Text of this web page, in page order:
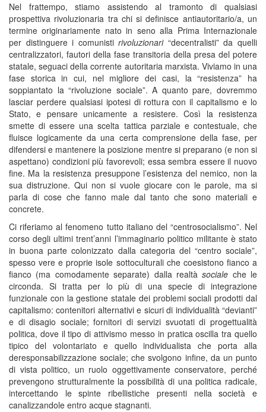
Nel frattempo, stiamo assistendo al tramonto di qualsiasi
prospettiva rivoluzionaria tra chi si definisce antiautoritario/a, un
termine originariamente nato in seno alla Prima Internazionale
per distinguere i comunistirivoluzionari“decentralisti” da quelli
centralizzatori, fautori della fase transitoria della presa del potere
statale, seguaci della corrente autoritaria marxista. Viviamo in una
fase storica in cui, nel migliore dei casi, la “resistenza” ha
soppiantato la “rivoluzione sociale”. A quanto pare, dovremmo
lasciar perdere qualsiasi ipotesi di rottura con il capitalismo e lo
Stato, e pensare unicamente a resistere. Così la resistenza
smette di essere una scelta tattica parziale e contestuale, che
fluisce logicamente da una certa comprensione della fase, per
difendersi e mantenere la posizione mentre si preparano (e non si
aspettano) condizioni più favorevoli; essa sembra essere il nuovo
fine. Ma la resistenza presuppone l’esistenza del nemico, non la
sua distruzione. Qui non si vuole giocare con le parole, ma si
parla di cose che fanno male dal tanto che sono materiali e
concrete.
Ci riferiamo al fenomeno tutto italiano del “centrosocialismo”. Nel
corso degli ultimi trent’anni l’immaginario politico militante è stato
in buona parte colonizzato dalla categoria del “centro sociale”,
spesso vere e proprie isole sottoculturali che coesistono fianco a
fianco (ma comodamente separate) dalla realtàsociale che le
circonda. Si tratta per lo più di una specie di integrazione
funzionale con la gestione statale dei problemi sociali prodotti dal
capitalismo: contenitori alternativi e sicuri di individualità “devianti”
e di disagio sociale; fornitori di servizi svuotati di progettualità
politica, dove il tipo di attivismo messo in pratica oscilla tra quello
tipico del volontariato e quello individualista che porta alla
deresponsabilizzazione sociale; che svolgono infine, da un punto
di vista politico, un ruolo oggettivamente conservatore, perché
prevengono strutturalmente la possibilità di una politica radicale,
intercettando le spinte ribellistiche presenti nella società e
canalizzandole entro acque stagnanti.